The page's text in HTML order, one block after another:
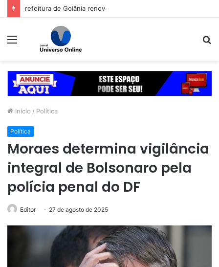
Menu
Início / Política
Política
Moraes determina vigilância
integral de Bolsonaro pela
polícia penal do DF
Editor 27 de agosto de 2025